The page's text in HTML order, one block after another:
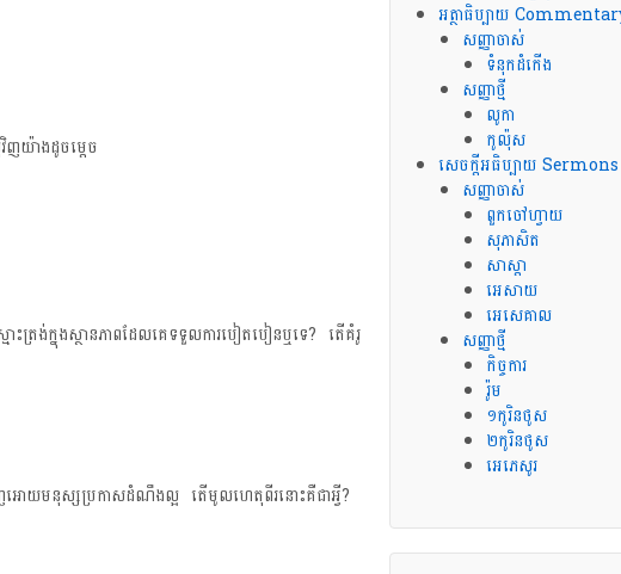
យ៉ាង​ដូច​ម្ដេច
ោះ​ត្រង់​ក្នុង​ស្ថានភាព​ដែល​គេ​ទទួល​ការ​បៀតបៀន​ឬទេ? តើ​គំរូ​
យ​មនុស្ស​​ប្រកាស​ដំណឹង​ល្អ ​​តើ​មូលហេតុ​ពីរ​នោះ​គឺ​ជា​អ្វី?
អត្ថាធិប្បាយ
សញ្ញាចាស់
ទំនុកដំកើង
សញ្ញាថ្មី
លូកា
កូល៉ុស
សេចក្ដីអធិប្បាយ Sermons
សញ្ញាចាស់
ពួកចៅហ្វាយ
សុភាសិត
សាស្តា
អេសាយ
អេសេគាល
សញ្ញាថ្មី
កិច្ចការ
រ៉ូម
១កូរិនថូស
២កូរិនថូស
អេភេសូរ